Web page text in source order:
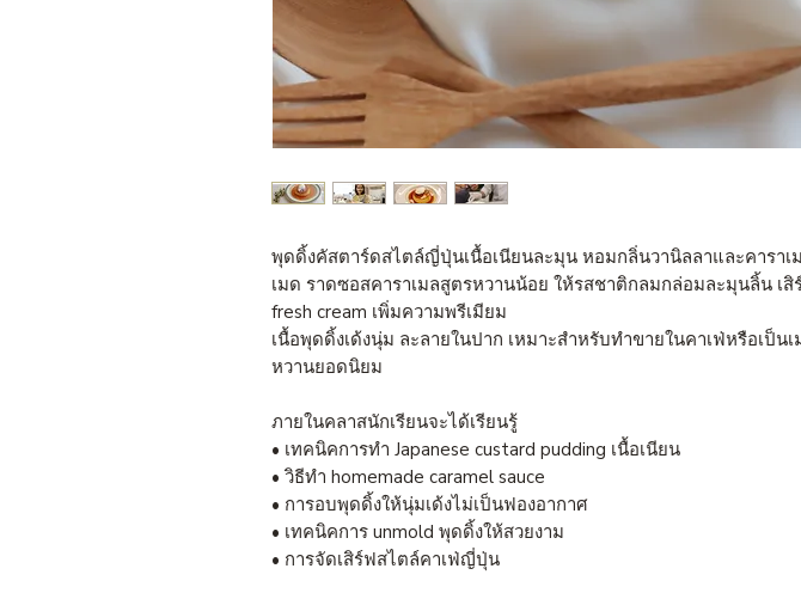
พุดดิ้งคัสตาร์ดสไตล์ญี่ปุ่นเนื้อเนียนละมุน หอมกลิ่นวานิลลาและคาราเ
เมด ราดซอสคาราเมลสูตรหวานน้อย ให้รสชาติกลมกล่อมละมุนลิ้น เ
fresh cream เพิ่มความพรีเมียม
เนื้อพุดดิ้งเด้งนุ่ม ละลายในปาก เหมาะสำหรับทำขายในคาเฟ่หรือเป็น
หวานยอดนิยม
ภายในคลาสนักเรียนจะได้เรียนรู้
• เทคนิคการทำ Japanese custard pudding เนื้อเนียน
• วิธีทำ homemade caramel sauce
• การอบพุดดิ้งให้นุ่มเด้งไม่เป็นฟองอากาศ
• เทคนิคการ unmold พุดดิ้งให้สวยงาม
• การจัดเสิร์ฟสไตล์คาเฟ่ญี่ปุ่น